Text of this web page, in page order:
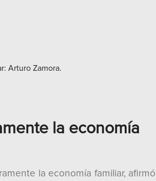
la economía
la economía familiar, afirmó